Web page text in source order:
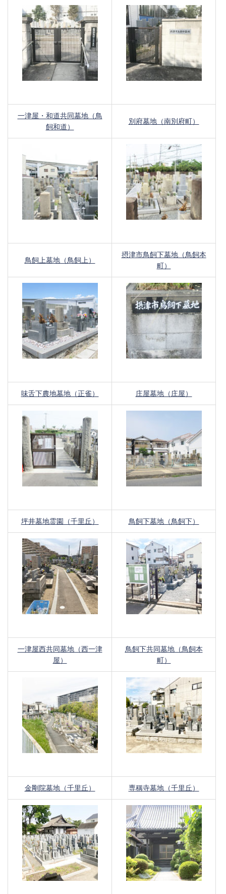
一津屋・和道共同墓地（鳥
飼和道）
別府墓地（南別府町）
鳥飼上墓地（鳥飼上）
摂津市鳥飼下墓地（鳥飼本
町）
味舌下農地墓地（正雀） 庄屋墓地（庄屋）
坪井墓地霊園（千里丘） 鳥飼下墓地（鳥飼下）
一津屋西共同墓地（西一津
屋）
鳥飼下共同墓地（鳥飼本
町）
金剛院墓地（千里丘） 専稱寺墓地（千里丘）